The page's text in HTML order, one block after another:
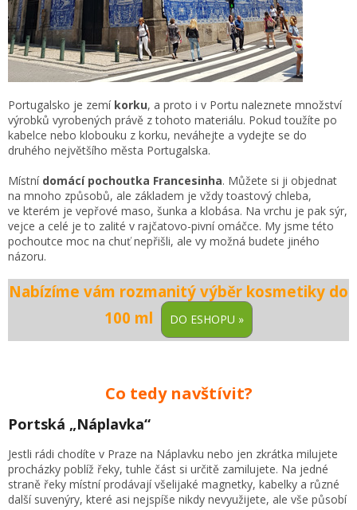
Portugalsko je zemí korku, a proto i v Portu naleznete množství
výrobků vyrobených právě z tohoto materiálu. Pokud toužíte po
kabelce nebo klobouku z korku, neváhejte a vydejte se do
druhého největšího města Portugalska.
Místní domácí pochoutka Francesinha. Můžete si ji objednat
na mnoho způsobů, ale základem je vždy toastový chleba,
ve kterém je vepřové maso, šunka a klobása. Na vrchu je pak sýr,
vejce a celé je to zalité v rajčatovo-pivní omáčce. My jsme této
pochoutce moc na chuť nepřišli, ale vy možná budete jiného
názoru.
Nabízíme vám rozmanitý výběr kosmetiky do
100 ml
Co tedy navštívit?
Portská „Náplavka“
Jestli rádi chodíte v Praze na Náplavku nebo jen zkrátka milujete
procházky poblíž řeky, tuhle část si určitě zamilujete. Na jedné
straně řeky místní prodávají všelijaké magnetky, kabelky a různé
další suvenýry, které asi nejspíše nikdy nevyužijete, ale vše působí